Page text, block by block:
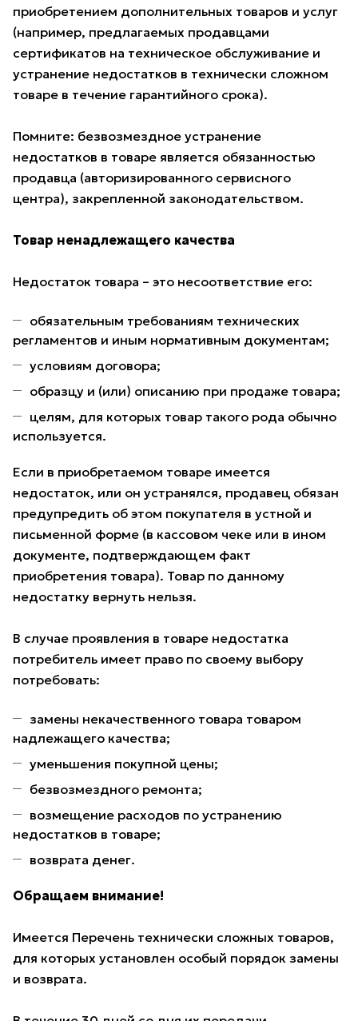
приобретением дополнительных товаров и услуг
(например, предлагаемых продавцами
сертификатов на техническое обслуживание и
устранение недостатков в технически сложном
товаре в течение гарантийного срока).
Помните: безвозмездное устранение
недостатков в товаре является обязанностью
продавца (авторизированного сервисного
центра), закрепленной законодательством.
Товар ненадлежащего качества
Недостаток товара – это несоответствие его:
обязательным требованиям технических
регламентов и иным нормативным документам;
условиям договора;
образцу и (или) описанию при продаже товара;
целям, для которых товар такого рода обычно
используется.
Если в приобретаемом товаре имеется
недостаток, или он устранялся, продавец обязан
предупредить об этом покупателя в устной и
письменной форме (в кассовом чеке или в ином
документе, подтверждающем факт
приобретения товара). Товар по данному
недостатку вернуть нельзя.
В случае проявления в товаре недостатка
потребитель имеет право по своему выбору
потребовать:
замены некачественного товара товаром
надлежащего качества;
уменьшения покупной цены;
безвозмездного ремонта;
возмещение расходов по устранению
недостатков в товаре;
возврата денег.
Обращаем внимание!
Имеется Перечень технически сложных товаров,
для которых установлен особый порядок замены
и возврата.